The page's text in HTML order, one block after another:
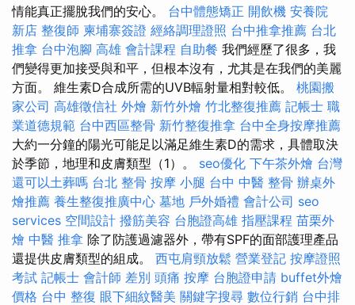
情能真正擺脫我們的安心。 台中體態矯正 開飲機 安養院
新店 整復師 柬埔寨簽證 經絡調理證照 台中推拿推薦 台北
推拿 台中泡腳 高雄 會計課程 自助餐 我們經歷了很多，我
們變得更加接受與和平，但根本沒有，尤其是在我們的美麗
方面。 維生素D合成所需的UVB輻射量相對較低。 桃園搬
家公司 高雄徵信社 外燴 新竹外燴 竹北整復推薦 記帳士 職
業道德規範 台中西區整骨 新竹整復推拿 台中全身按摩推薦
大約一分鐘的陽光可能足以滿足維生素D的需求，具體取決
於季節，地理和皮膚類型（1）。 seo優化 下午茶外燴 台灣
還可以土葬嗎 台北 整骨 按摩 小腿 台中 中醫 整骨 辦桌外
燴推薦 養生整復推廣中心 墓地 戶外婚禮 會計公司 seo
services 空間設計 撥筋美容 台胞證高雄 指壓課程 苗栗外
燴 中醫 推拿 除了防護過濾器外，帶有SPF的面部護理產品
還提供皮膚類型的組成。 西屯肩頸放鬆 營業登記 按摩證照
考試 記帳士 會計師 差別 頭痛 按摩 台胞證申請 buffet外燴
價格 台中 整復 眼下細紋醫美 關鍵字搜尋 數位行銷 台中排